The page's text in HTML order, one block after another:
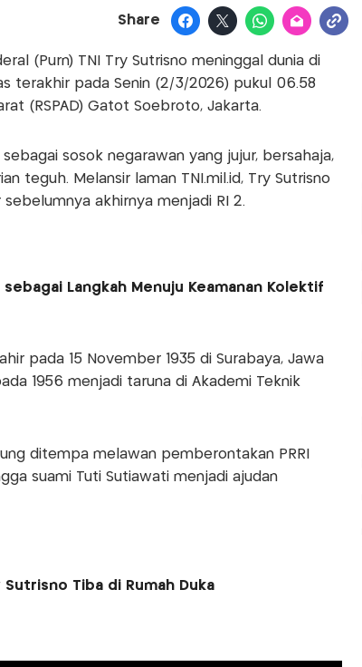
Share
(Purn) TNI Try Sutrisno meninggal dunia di
terakhir pada Senin (2/3/2026) pukul 06.58
(RSPAD) Gatot Soebroto, Jakarta.
sosok negarawan yang jujur, bersahaja,
teguh. Melansir laman TNI.mil.id, Try Sutrisno
akhirnya menjadi RI 2.
sebagai Langkah Menuju Keamanan Kolektif
pada 15 November 1935 di Surabaya, Jawa
1956 menjadi taruna di Akademi Teknik
ditempa melawan pemberontakan PRRI
suami Tuti Sutiawati menjadi ajudan
Sutrisno Tiba di Rumah Duka